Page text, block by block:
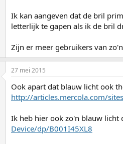
Ik kan aangeven dat de bril
letterlijk te gapen als ik de bril
Zijn er meer gebruikers van
27 mei 2015
Ook apart dat blauw licht ook
http://articles.mercola.com/
Ik heb hier ook zo'n blauw licht
Device/dp/B001I45XL8